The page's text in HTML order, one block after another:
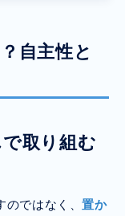
自主性と
取り組む
のではなく、置か